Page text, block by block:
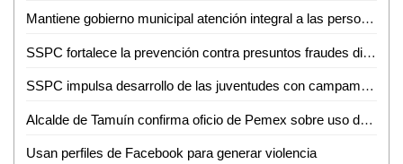
Mantiene gobierno municipal atención integral a las personas adultas mayores durante junio
SSPC fortalece la prevención contra presuntos fraudes digitales
SSPC impulsa desarrollo de las juventudes con campamento de verano 2026
Alcalde de Tamuín confirma oficio de Pemex sobre uso de explosivos para actividades petroleras
Usan perfiles de Facebook para generar violencia